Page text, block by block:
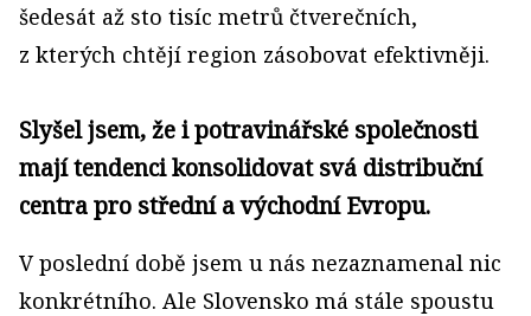
šedesát až sto tisíc metrů čtverečních,
z kterých chtějí region zásobovat efektivněji.
Slyšel jsem, že i potravinářské společnosti
mají tendenci konsolidovat svá distribuční
centra pro střední a východní Evropu.
V poslední době jsem u nás nezaznamenal nic
konkrétního. Ale Slovensko má stále spoustu